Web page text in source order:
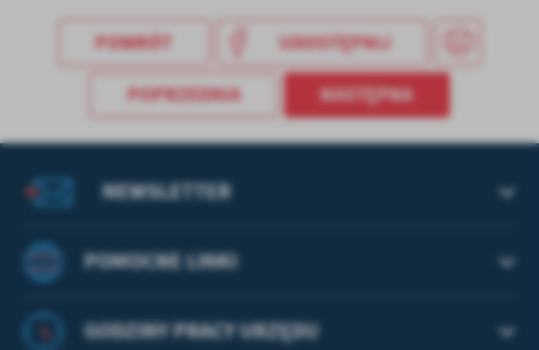
społecznościowych.
POWRÓT UDOSTĘPNIJ
POPRZEDNIA NASTĘPNA
POMOCNE LINKI
NEWSLETTER
GODZINY PRACY URZĘDU